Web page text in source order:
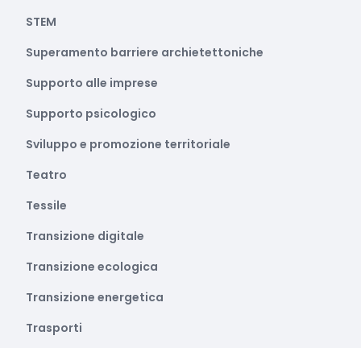
STEM
Superamento barriere archietettoniche
Supporto alle imprese
Supporto psicologico
Sviluppo e promozione territoriale
Teatro
Tessile
Transizione digitale
Transizione ecologica
Transizione energetica
Trasporti